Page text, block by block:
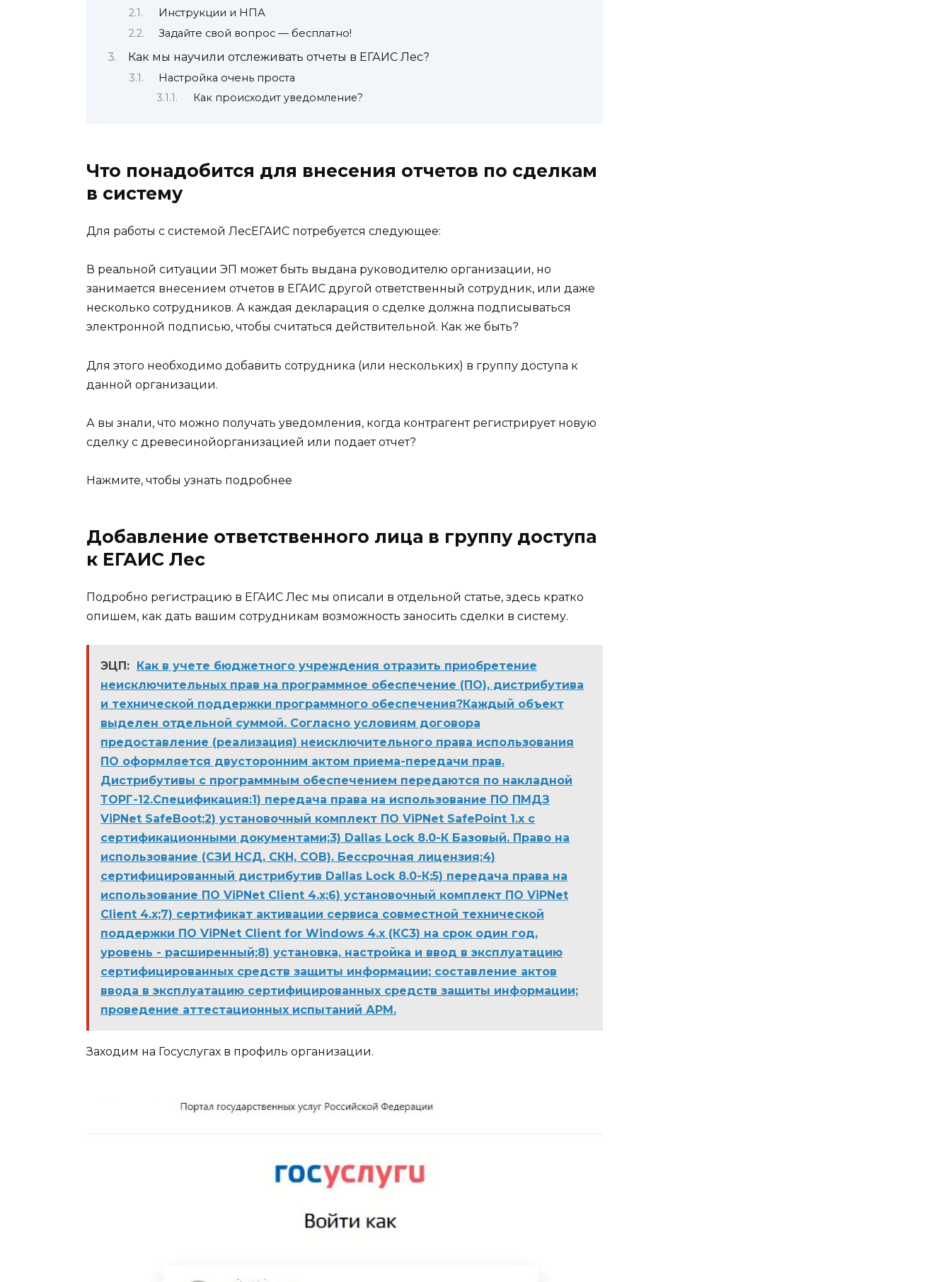
Инструкции и НПА
Задайте свой вопрос — бесплатно!
Как мы научили отслеживать отчеты в ЕГАИС Лес?
Настройка очень проста
Как происходит уведомление?
Что понадобится для внесения отчетов по сделкам
в систему
Для работы с системой ЛесЕГАИС потребуется следующее:
В реальной ситуации ЭП может быть выдана руководителю организации, но
занимается внесением отчетов в ЕГАИС другой ответственный сотрудник, или даже
несколько сотрудников. А каждая декларация о сделке должна подписываться
электронной подписью, чтобы считаться действительной. Как же быть?
Для этого необходимо добавить сотрудника (или нескольких) в группу доступа к
данной организации.
А вы знали, что можно получать уведомления, когда контрагент регистрирует новую
сделку с древесинойорганизацией или подает отчет?
Нажмите, чтобы узнать подробнее
Добавление ответственного лица в группу доступа
к ЕГАИС Лес
Подробно регистрацию в ЕГАИС Лес мы описали в отдельной статье, здесь кратко
опишем, как дать вашим сотрудникам возможность заносить сделки в систему.
ЭЦП:
Как в учете бюджетного учреждения отразить приобретение
неисключительных прав на программное обеспечение (ПО), дистрибутива
и технической поддержки программного обеспечения?Каждый объект
выделен отдельной суммой. Согласно условиям договора
предоставление (реализация) неисключительного права использования
ПО оформляется двусторонним актом приема-передачи прав.
Дистрибутивы с программным обеспечением передаются по накладной
ТОРГ-12.Спецификация:1) передача права на использование ПО ПМДЗ
ViPNet SafeBoot;2) установочный комплект ПО ViPNet SafePoint 1.x с
сертификационными документами;3) Dallas Lock 8.0-К Базовый. Право на
использование (СЗИ НСД, СКН, СОВ). Бессрочная лицензия;4)
сертифицированный дистрибутив Dallas Lock 8.0-К;5) передача права на
использование ПО ViPNet Client 4.х;6) установочный комплект ПО ViPNet
Client 4.х;7) сертификат активации сервиса совместной технической
поддержки ПО ViPNet Client for Windows 4.x (КС3) на срок один год,
уровень - расширенный;8) установка, настройка и ввод в эксплуатацию
сертифицированных средств защиты информации; составление актов
ввода в эксплуатацию сертифицированных средств защиты информации;
проведение аттестационных испытаний АРМ.
Заходим на Госуслугах в профиль организации.